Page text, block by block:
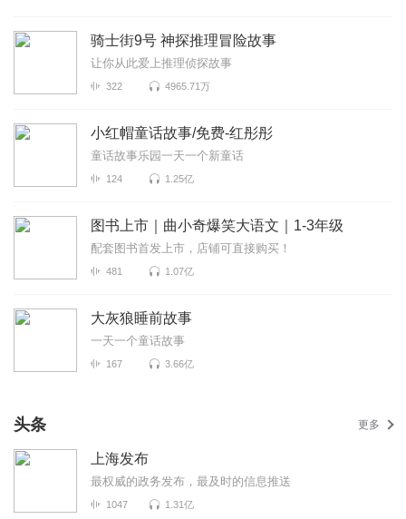
骑士街9号 神探推理冒险故事
让你从此爱上推理侦探故事
322 4965.71万
小红帽童话故事/免费-红彤彤
童话故事乐园一天一个新童话
124 1.25亿
图书上市｜曲小奇爆笑大语文｜1-3年级
配套图书首发上市，店铺可直接购买！
481 1.07亿
大灰狼睡前故事
一天一个童话故事
167 3.66亿
头条 更多
上海发布
最权威的政务发布，最及时的信息推送
1047 1.31亿